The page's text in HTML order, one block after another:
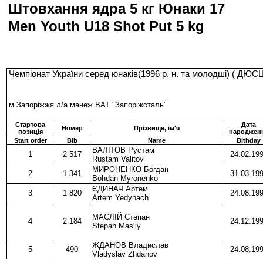
Штовхання ядра 5 кг Юнаки 17
Men Youth U18 Shot Put 5 kg
Чемпіонат України серед юнаків(1996 р. н. та молодші) (
м.Запоріжжя л/а манеж ВАТ "Запоріжсталь"
Стартова
позиція
Номер Прізвище, ім'я
Дата
Start order
Bib Name Bithday
1 2 517
ВАЛІТОВ Рустам
Rustam Valitov
2 1 341
МИРОНЕНКО Богдан
Bohdan Myronenko
3 1 820
ЄДИНАЧ Артем
Artem Yedynach
4 2 184
МАСЛІЙ Степан
Stepan Masliy
5 490
ЖДАНОВ Владислав
Vladyslav Zhdanov